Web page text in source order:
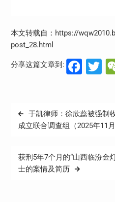
本文转载自：https://
post_28.html
分享这篇文章到:
文
章
航
于凯律师：徐欣蕊被强制
成立联合调查组（2025年11月
获刑5年7个月的“山西临汾金
士的案情及简历